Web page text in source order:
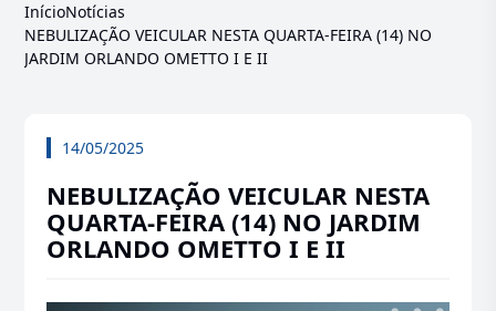
InícioNotícias
NEBULIZAÇÃO VEICULAR NESTA QUARTA-FEIRA (14) NO
JARDIM ORLANDO OMETTO I E II
14/05/2025
NEBULIZAÇÃO VEICULAR NESTA
QUARTA-FEIRA (14) NO JARDIM
ORLANDO OMETTO I E II